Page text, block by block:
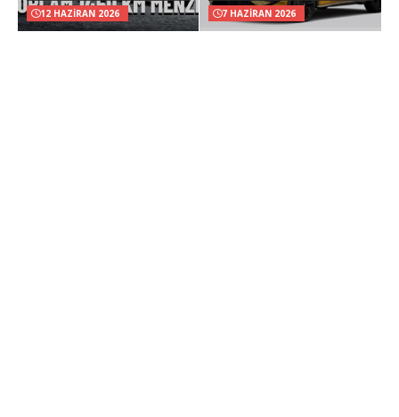
12 HAZIRAN 2026 7 HAZIRAN 2026